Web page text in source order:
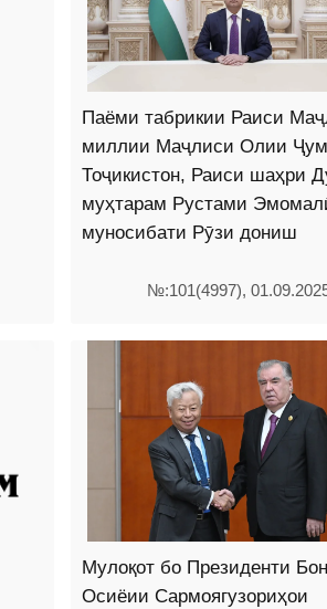
Паёми табрикии Раиси
миллии Маҷлиси Олии
Тоҷикистон, Раиси шаҳри
муҳтарам Рустами
муносибати Рӯзи дониш
№:101(4997),
Мулоқот бо Президенти
Осиёии Сармоягузориҳои